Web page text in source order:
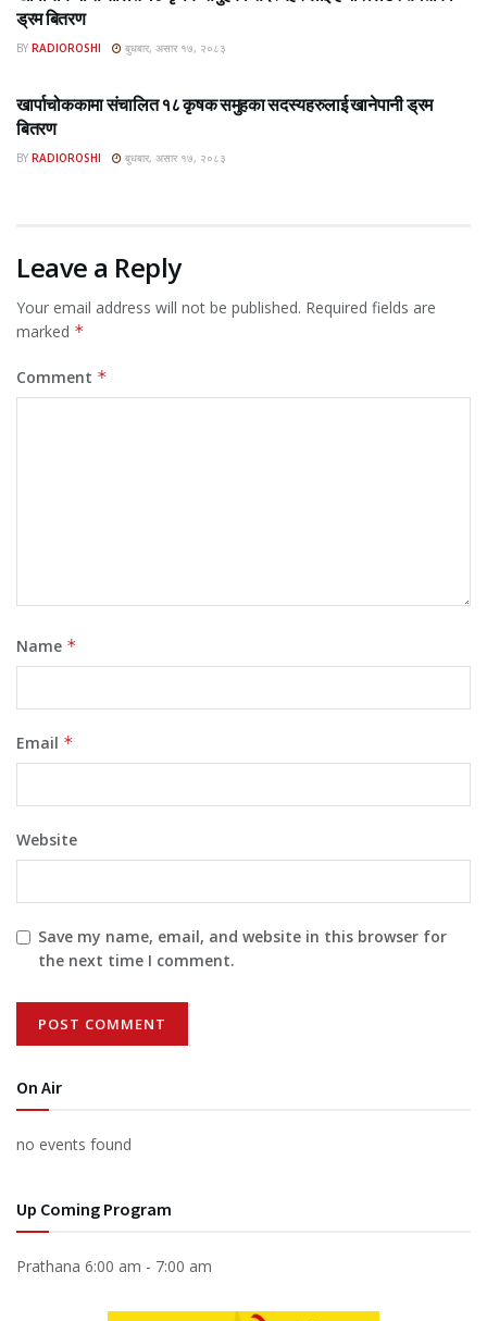
ड्रम बितरण
BY RADIOROSHI बुधबार, असार १७, २०८३
खार्पाचोककामा संचालित १८ कृषक समुहका सदस्यहरुलाई खानेपानी ड्रम
बितरण
BY RADIOROSHI बुधबार, असार १७, २०८३
Leave a Reply
Your email address will not be published. Required fields are
marked *
Comment *
Name *
Email *
Website
Save my name, email, and website in this browser for
the next time I comment.
On Air
no events found
Up Coming Program
Prathana 6:00 am - 7:00 am